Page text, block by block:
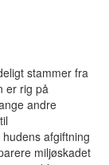
stammer fra
er rig på
andre
afgiftning
miljøskadet